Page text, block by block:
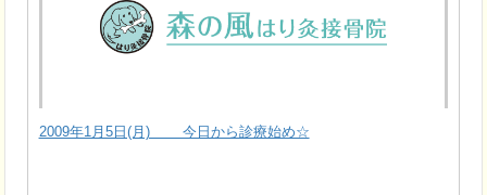
2009年1月5日(月) 今日から診療始め☆